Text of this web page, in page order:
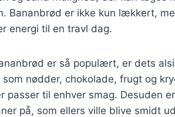
Bananbrød er ikke kun lækkert,
energi til en travl dag.
er så populært, er dets
nødder, chokolade, frugt og
passer til enhver smag. Desuden
på, som ellers ville blive smidt